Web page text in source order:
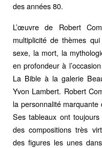
des années 80.
L’œuvre de Robert
multiplicité de thèmes
sexe, la mort, la
en profondeur à
La Bible à la galerie
Yvon Lambert. Robert
la personnalité
Ses tableaux ont
des compositions très
des figures les unes